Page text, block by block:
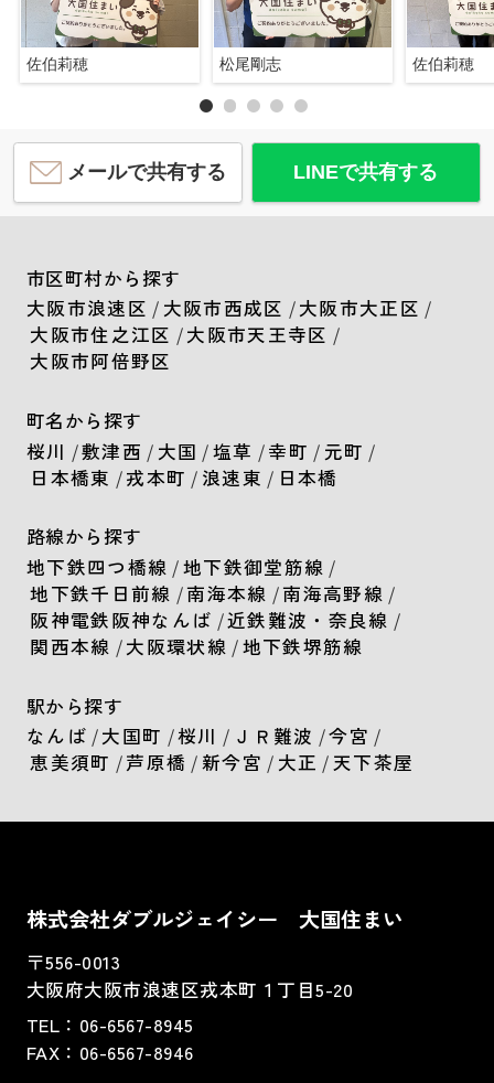
佐伯莉穂 松尾剛志 佐伯莉穂
メールで共有する LINEで共有する
市区町村から探す
大阪市浪速区 / 大阪市西成区 /大阪市大正区 /
大阪市住之江区 /大阪市天王寺区 /
大阪市阿倍野区
町名から探す
桜川 /敷津西 / 大国 /塩草 /幸町 / 元町 /
日本橋東 /戎本町 / 浪速東 / 日本橋
路線から探す
地下鉄四つ橋線 /地下鉄御堂筋線 /
地下鉄千日前線 /南海本線 /南海高野線 /
阪神電鉄阪神なんば /近鉄難波・奈良線 /
関西本線 /大阪環状線 /地下鉄堺筋線
駅から探す
なんば /大国町 /桜川 / ＪＲ難波 /今宮 /
恵美須町 /芦原橋 /新今宮 / 大正 /天下茶屋
株式会社ダブルジェイシー 大国住まい
〒556-0013
大阪府大阪市浪速区戎本町１丁目5-20
TEL： 06-6567-8945
FAX：06-6567-8946